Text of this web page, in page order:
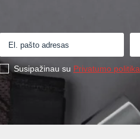
Susipažinau su Privatumo politika